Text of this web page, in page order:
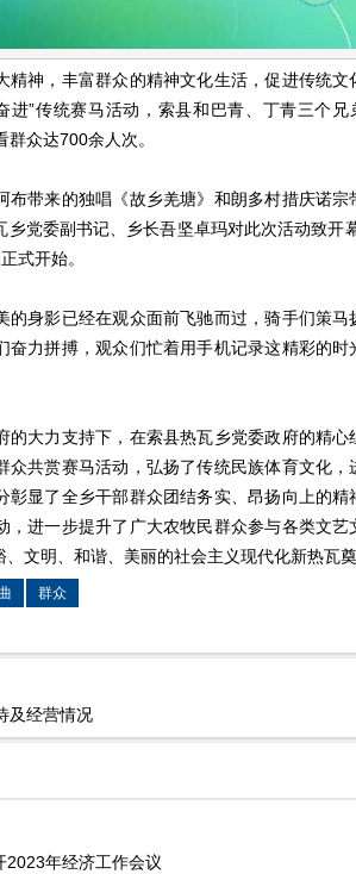
精神，丰富群众的精神文化生活，促进传统
进”传统赛马活动，索县和巴青、丁青三个
众达700余人次。
布带来的独唱《故乡羌塘》和朗多村措庆诺宗
乡党委副书记、乡长吾坚卓玛对此次活动致开
式开始。
的身影已经在观众面前飞驰而过，骑手们策
奋力拼搏，观众们忙着用手机记录这精彩的
的大力支持下，在索县热瓦乡党委政府的精
众共赏赛马活动，弘扬了传统民族体育文化
彰显了全乡干部群众团结务实、昂扬向上的
，进一步提升了广大农牧民群众参与各类文艺
文明、和谐、美丽的社会主义现代化新热瓦奠
群众
及经营情况
2023年经济工作会议